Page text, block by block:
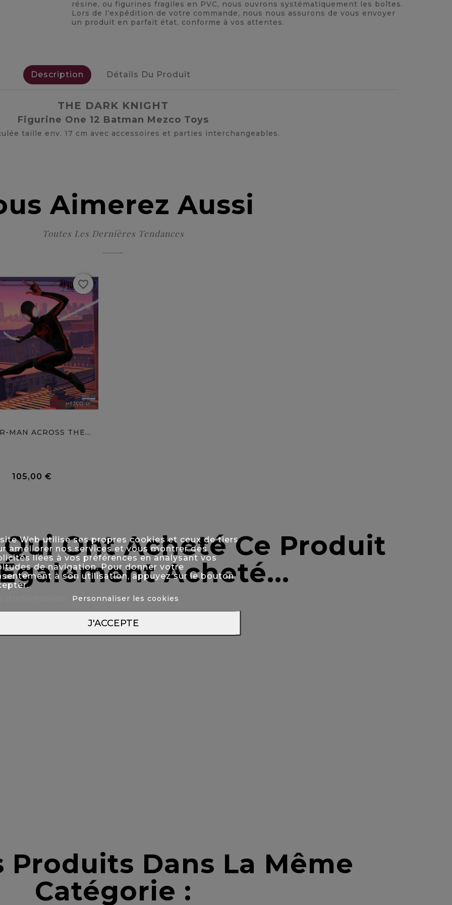
Web utilise ses propres cookies et ceux de tiers
améliorer nos services et vous montrer des
liées à vos préférences en analysant vos
de navigation. Pour donner votre
à son utilisation, appuyez sur le bouton
Personnaliser les cookies
J'ACCEPTE
résine, ou figurines fragiles en PVC, nous ouvrons systématiquement les boîtes.
Lors de l’expédition de votre commande, nous nous assurons de vous envoyer
un produit en parfait état, conforme à vos attentes.
Description Détails Du Produit
THE DARK KNIGHT
Figurine One 12 Batman Mezco Toys
taille env. 17 cm avec accessoires et parties interchangeables.
Aimerez Aussi
Toutes Les Dernières Tendances
favorite
MAN ACROSS THE...
105,00 €
favorite_border
Ont Acheté Ce Produit
Acheté...
Produits Dans La Même
Catégorie :